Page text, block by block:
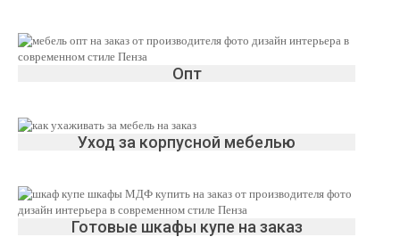
Опт
Уход за корпусной мебелью
Готовые шкафы купе на заказ